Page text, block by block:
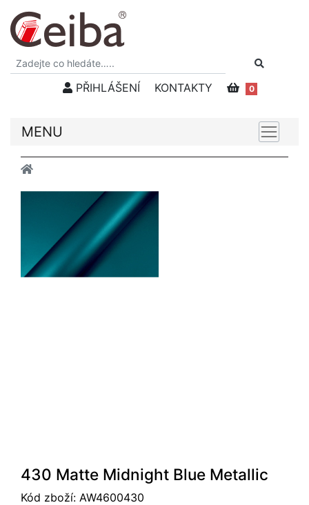
PŘIHLÁŠENÍ KONTAKTY 0
MENU
430 Matte Midnight Blue Metallic
Kód zboží: AW4600430